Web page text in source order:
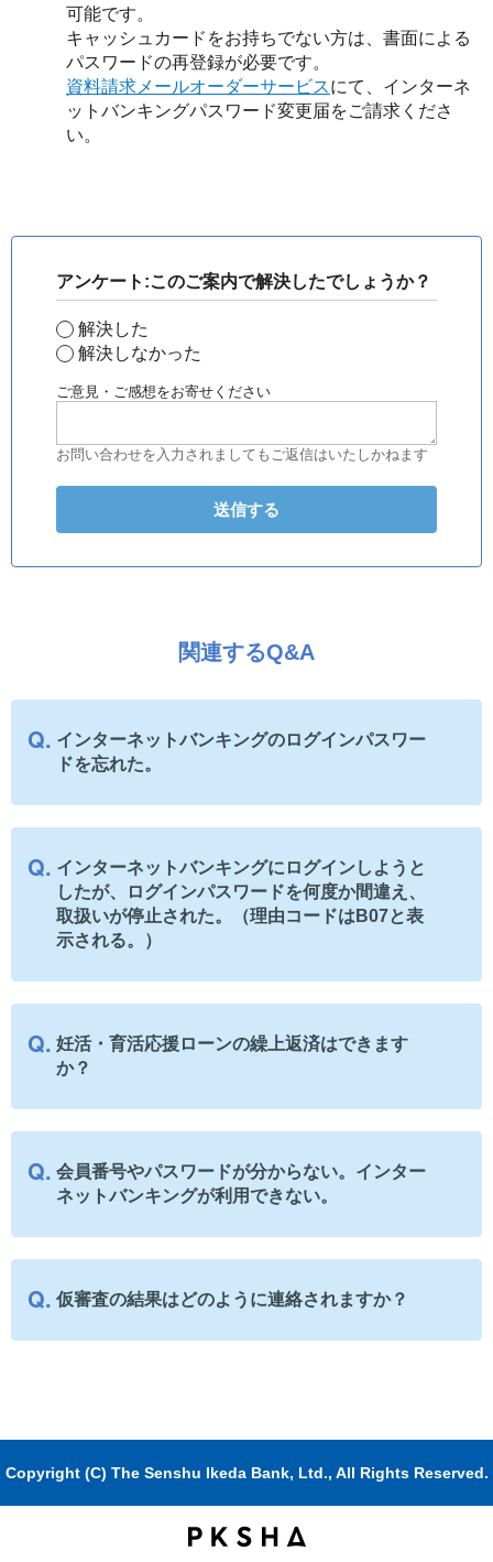
可能です。
キャッシュカードをお持ちでない方は、書面による
パスワードの再登録が必要です。
資料請求メールオーダーサービスにて、インターネ
ットバンキングパスワード変更届をご請求くださ
い。
アンケート:このご案内で解決したでしょうか？
解決した
解決しなかった
ご意見・ご感想をお寄せください
お問い合わせを入力されましてもご返信はいたしかねます
関連するQ&A
インターネットバンキングのログインパスワー
ドを忘れた。
インターネットバンキングにログインしようと
したが、ログインパスワードを何度か間違え、
取扱いが停止された。（理由コードはB07と表
示される。）
妊活・育活応援ローンの繰上返済はできます
か？
会員番号やパスワードが分からない。インター
ネットバンキングが利用できない。
仮審査の結果はどのように連絡されますか？
Copyright (C) The Senshu Ikeda Bank, Ltd., All Rights Reserved.